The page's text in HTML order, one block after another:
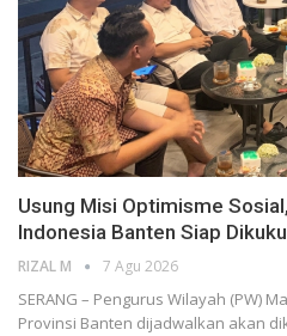
Usung Misi Optimisme
Indonesia Banten Siap
RIZAL M 7 Agu 2026
SERANG – Pengurus Wilayah (PW)
Provinsi Banten dijadwalkan akan